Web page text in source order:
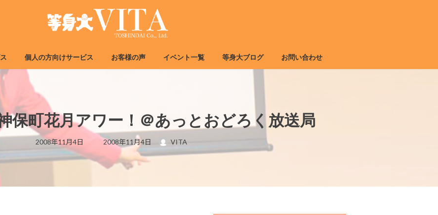
個人の方向けサービス お客様の声 イベント一覧 等身大ブログ お問い合わせ
保町花月アワー！＠あっとおどろく放送局
2008年11月4日
最
終
新
日
2008年11月4日 VITA